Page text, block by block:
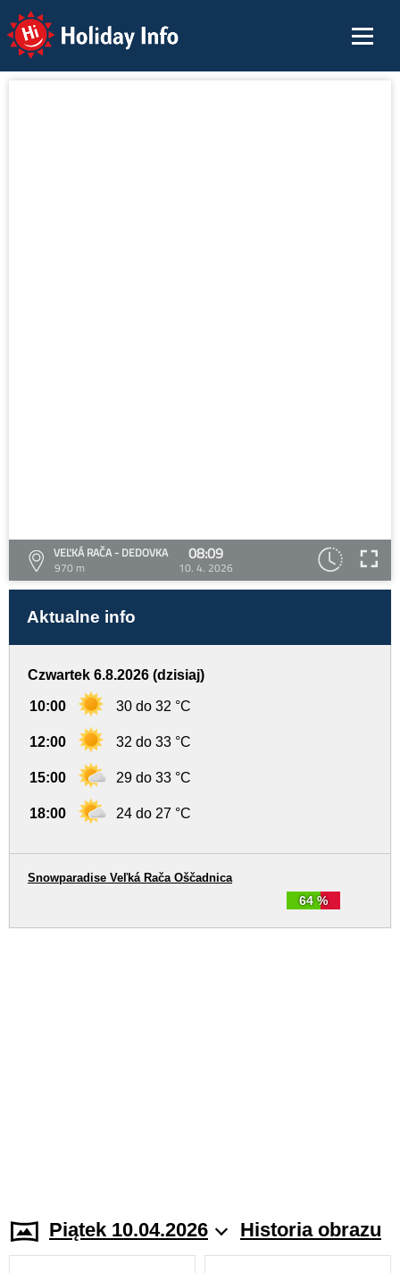
Holiday Info
VEĽKÁ RAČA - DEDOVKA
970 m
08:09
10. 4. 2026
Aktualne info
Czwartek 6.8.2026 (dzisiaj)
10:00 30 do 32 °C
12:00 32 do 33 °C
15:00 29 do 33 °C
18:00 24 do 27 °C
64 %
Snowparadise Veľká Rača Oščadnica
Piątek 10.04.2026 Historia obrazu